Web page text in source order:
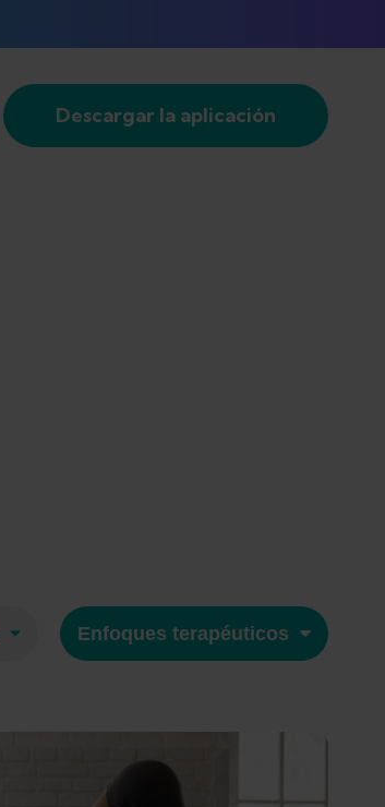
Descargar la aplicación
Enfoques terapéuticos